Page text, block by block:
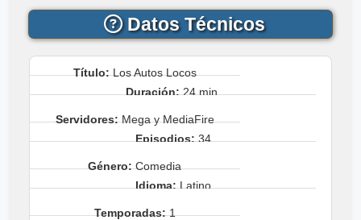
Datos Técnicos
Título:Los Autos Locos
Duración:24 min.
Servidores:Mega y MediaFire
Episodios:34
Género:Comedia
Idioma:Latino
Temporadas:1